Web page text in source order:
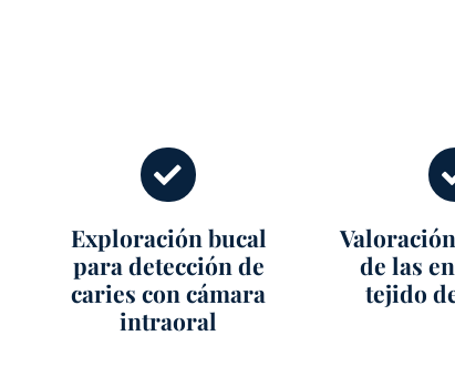
Exploración bucal
para detección de
caries con cámara
intraoral
de las
tejido